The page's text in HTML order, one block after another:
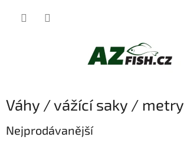
Váhy / vážící saky / metry
Nejprodávanější